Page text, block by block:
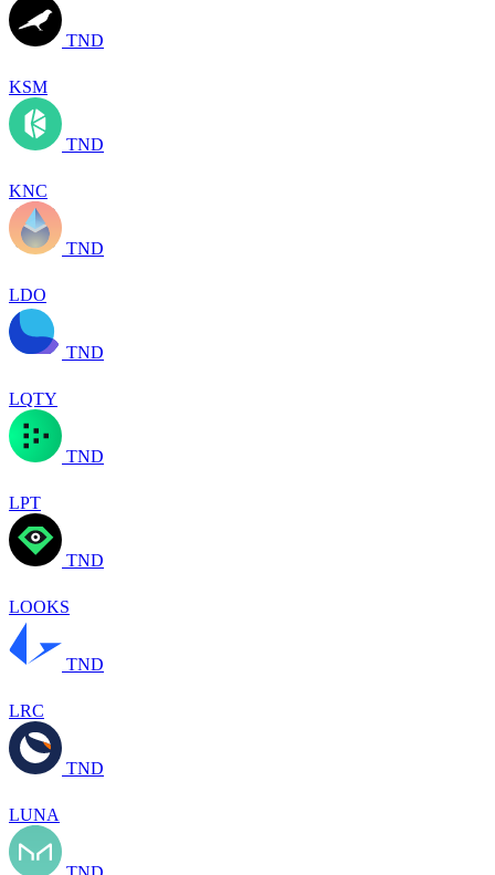
TND
KSM
TND
KNC
TND
LDO
TND
LQTY
TND
LPT
TND
LOOKS
TND
LRC
TND
LUNA